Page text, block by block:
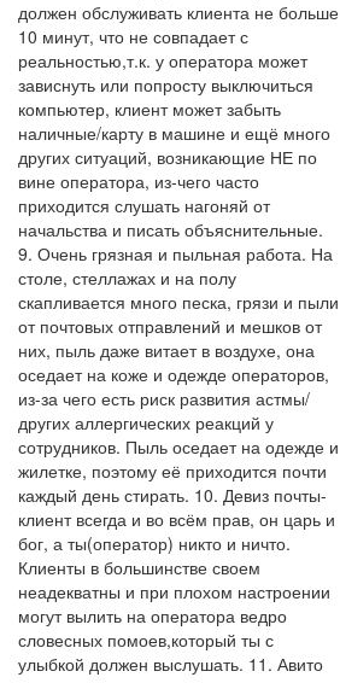
должен обслуживать клиента не больше
10 минут, что не совпадает с
реальностью,т.к. у оператора может
зависнуть или попросту выключиться
компьютер, клиент может забыть
наличные/карту в машине и ещё много
других ситуаций, возникающие НЕ по
вине оператора, из-чего часто
приходится слушать нагоняй от
начальства и писать объяснительные.
9. Очень грязная и пыльная работа. На
столе, стеллажах и на полу
скапливается много песка, грязи и пыли
от почтовых отправлений и мешков от
них, пыль даже витает в воздухе, она
оседает на коже и одежде операторов,
из-за чего есть риск развития астмы/
других аллергических реакций у
сотрудников. Пыль оседает на одежде и
жилетке, поэтому её приходится почти
каждый день стирать. 10. Девиз почты-
клиент всегда и во всём прав, он царь и
бог, а ты(оператор) никто и ничто.
Клиенты в большинстве своем
неадекватны и при плохом настроении
могут вылить на оператора ведро
словесных помоев,который ты с
улыбкой должен выслушать. 11. Авито